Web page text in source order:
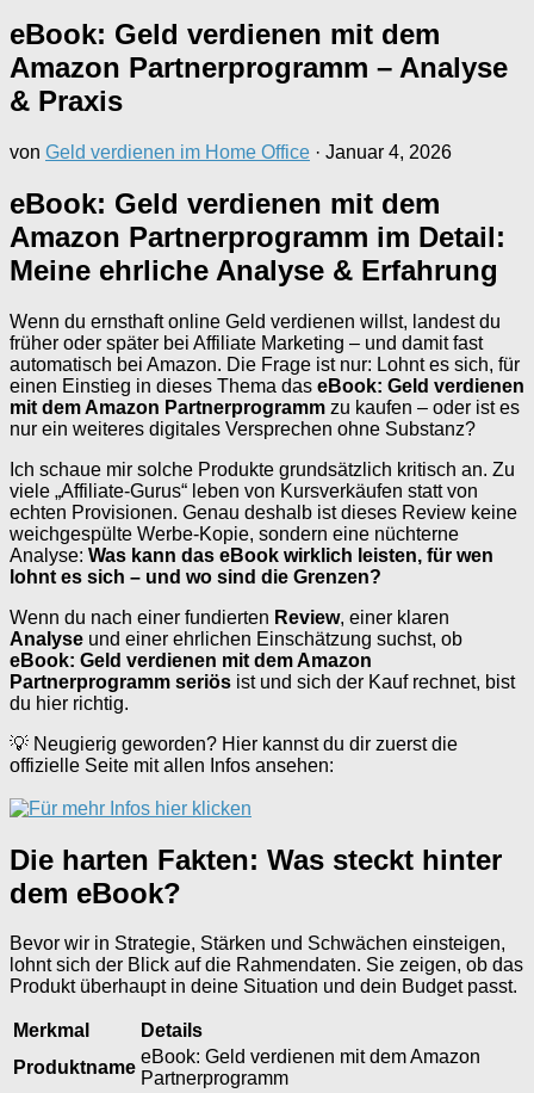
eBook: Geld verdienen mit dem
Amazon Partnerprogramm – Analyse
& Praxis
von Geld verdienen im Home Office · Januar 4, 2026
eBook: Geld verdienen mit dem
Amazon Partnerprogramm im Detail:
Meine ehrliche Analyse & Erfahrung
Wenn du ernsthaft online Geld verdienen willst, landest du
früher oder später bei Affiliate Marketing – und damit fast
automatisch bei Amazon. Die Frage ist nur: Lohnt es sich, für
einen Einstieg in dieses Thema das eBook: Geld verdienen
mit dem Amazon Partnerprogramm zu kaufen – oder ist es
nur ein weiteres digitales Versprechen ohne Substanz?
Ich schaue mir solche Produkte grundsätzlich kritisch an. Zu
viele „Affiliate-Gurus“ leben von Kursverkäufen statt von
echten Provisionen. Genau deshalb ist dieses Review keine
weichgespülte Werbe-Kopie, sondern eine nüchterne
Analyse: Was kann das eBook wirklich leisten, für wen
lohnt es sich – und wo sind die Grenzen?
Wenn du nach einer fundierten Review, einer klaren
Analyse und einer ehrlichen Einschätzung suchst, ob
eBook: Geld verdienen mit dem Amazon
Partnerprogramm seriös ist und sich der Kauf rechnet, bist
du hier richtig.
💡 Neugierig geworden? Hier kannst du dir zuerst die
offizielle Seite mit allen Infos ansehen:
Die harten Fakten: Was steckt hinter
dem eBook?
Bevor wir in Strategie, Stärken und Schwächen einsteigen,
lohnt sich der Blick auf die Rahmendaten. Sie zeigen, ob das
Produkt überhaupt in deine Situation und dein Budget passt.
Merkmal
Details
Produktname
eBook: Geld verdienen mit dem Amazon
Partnerprogramm